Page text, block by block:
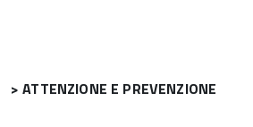
> ATTENZIONE E PREVENZIONE